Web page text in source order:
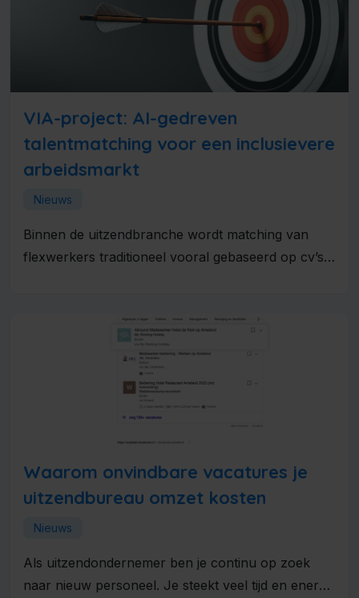
VIA-project: AI-gedreven
talentmatching voor een inclusievere
arbeidsmarkt
Nieuws
Binnen de uitzendbranche wordt matching van
flexwerkers traditioneel vooral gebaseerd op cv’s,
Waarom onvindbare vacatures je
uitzendbureau omzet kosten
Nieuws
Als uitzendondernemer ben je continu op zoek
naar nieuw personeel. Je steekt veel tijd en energie